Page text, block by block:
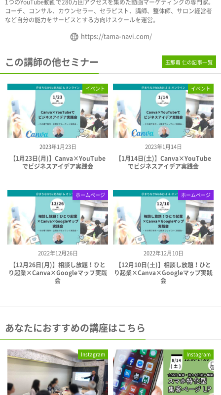
1つのYouTube動画で280万回アクセスを集めた動画マーケティングの専門家。
コーチ、コンサル、カウンセラー、セラピスト、講師、整体師、サロン経営者
など自分の能力をサービスとする方向けスクールを運営。
https://tama-navi.com/
この講師の他セミナー
2023年1月23日
イベント
【1月23日(月)】Canva×YouTube
でビジネスアイデア実践会
2023年1月14日
イベント
【1月14日(土)】Canva×YouTube
でビジネスアイデア実践会
2022年12月26日
ホームページ
【12月26日(月)】相談し放題！ひと
り起業×Canva×Googleマップ実践
会
2022年12月10日
ホームページ
【12月10日(土)】相談し放題！ひと
り起業×Canva×Googleマップ実践
会
玉那覇 仁の記事一覧
あなたにおすすめの講座はこちら
Instagram Instagram